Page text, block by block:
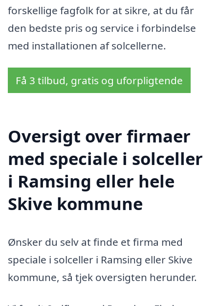
forskellige fagfolk for at sikre, at du får
den bedste pris og service i forbindelse
med installationen af solcellerne.
Få 3 tilbud, gratis og uforpligtende
Oversigt over firmaer
med speciale i solceller
i Ramsing eller hele
Skive kommune
Ønsker du selv at finde et firma med
speciale i solceller i Ramsing eller Skive
kommune, så tjek oversigten herunder.